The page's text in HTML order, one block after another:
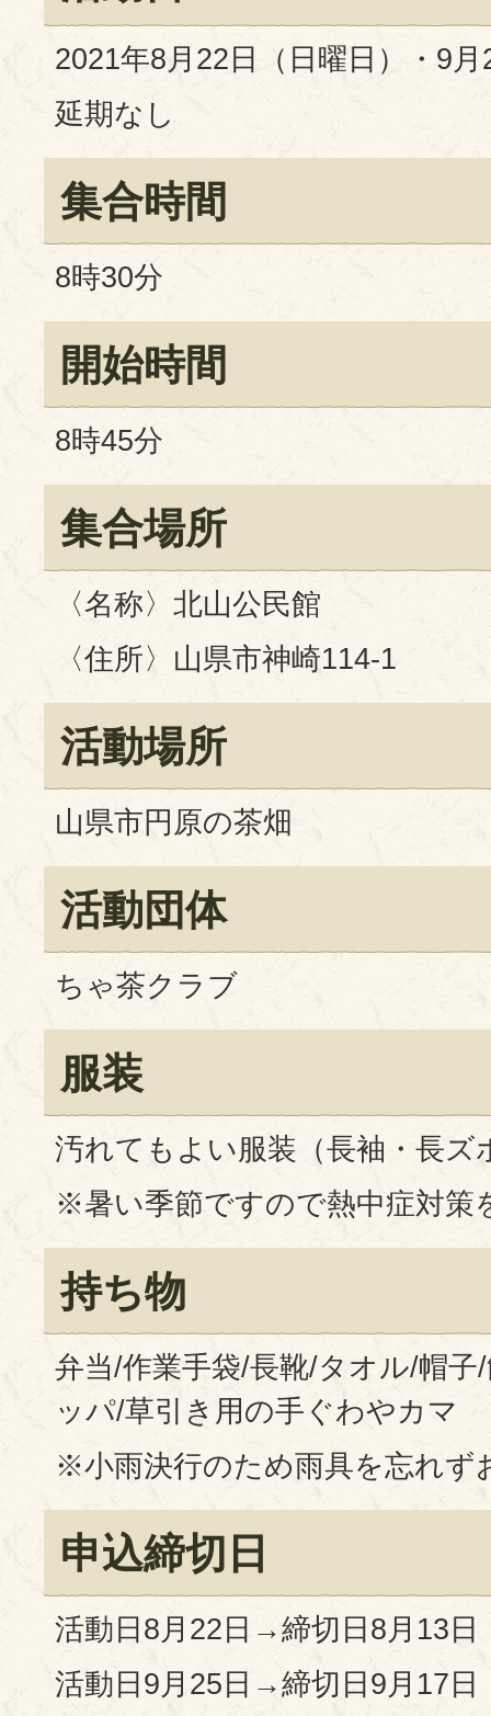
2021年8月22日（日曜日）・9
延期なし
集合時間
8時30分
開始時間
8時45分
集合場所
〈名称〉北山公民館
〈住所〉山県市神崎114-1
活動場所
山県市円原の茶畑
活動団体
ちゃ茶クラブ
服装
汚れてもよい服装（長袖・長ズ
※暑い季節ですので熱中症対策
持ち物
弁当/作業手袋/長靴/タオル/帽
ッパ/草引き用の手ぐわやカマ
※小雨決行のため雨具を忘れず
申込締切日
活動日8月22日→締切日8月13日
活動日9月25日→締切日9月17日